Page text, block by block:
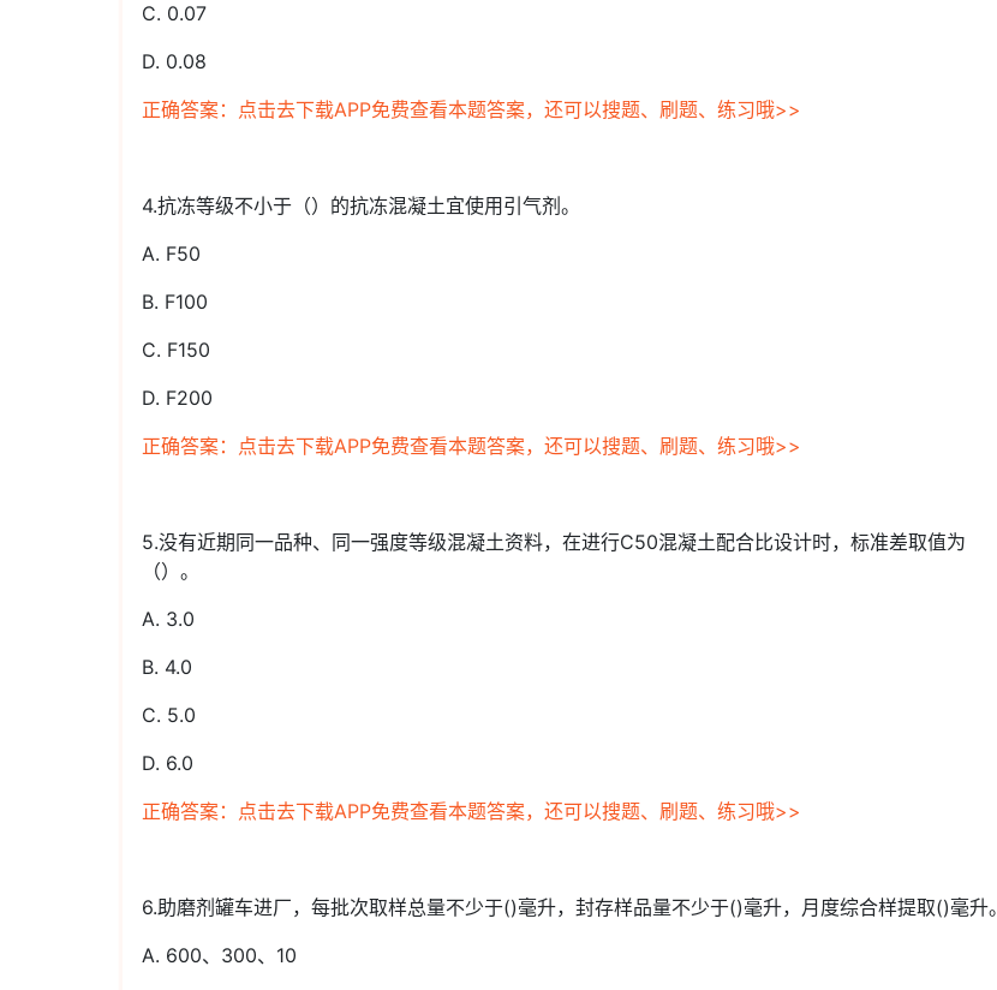
C. 0.07
D. 0.08
正确答案：点击去下载APP免费查看本题答案，还可以搜题、刷题、练习哦>>
4.抗冻等级不小于（）的抗冻混凝土宜使用引气剂。
A. F50
B. F100
C. F150
D. F200
正确答案：点击去下载APP免费查看本题答案，还可以搜题、刷题、练习哦>>
5.没有近期同一品种、同一强度等级混凝土资料，在进行C50混凝土配合比设计时，标准差取值为
（）。
A. 3.0
B. 4.0
C. 5.0
D. 6.0
正确答案：点击去下载APP免费查看本题答案，还可以搜题、刷题、练习哦>>
6.助磨剂罐车进厂，每批次取样总量不少于()毫升，封存样品量不少于()毫升，月度综合样提取()毫升。
A. 600、300、10